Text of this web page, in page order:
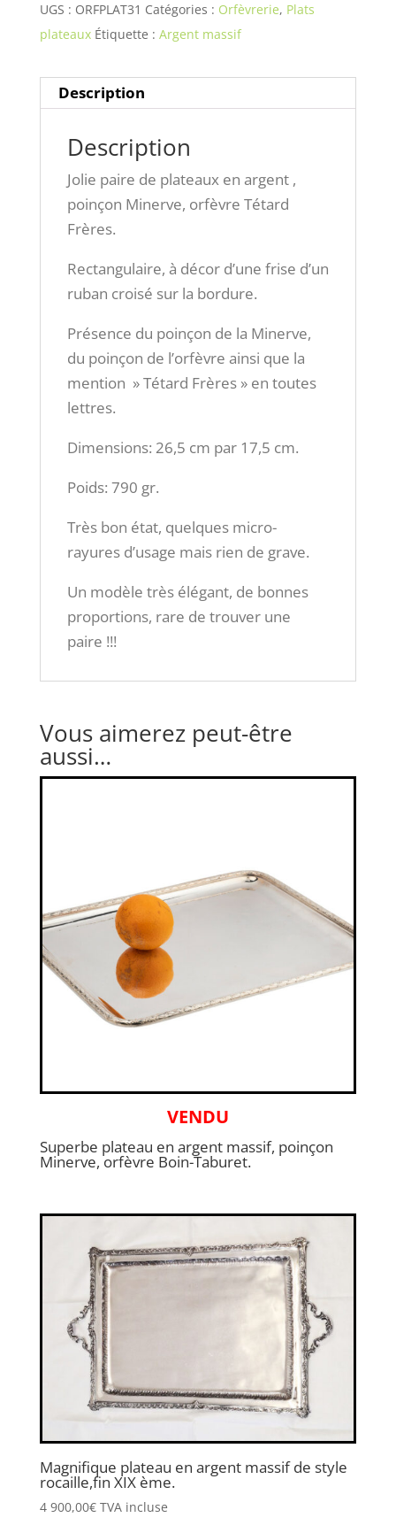
UGS : ORFPLAT31 Catégories : Orfèvrerie, Plats
plateaux Étiquette : Argent massif
Description
Description
Jolie paire de plateaux en argent ,
poinçon Minerve, orfèvre Tétard
Frères.
Rectangulaire, à décor d’une frise d’un
ruban croisé sur la bordure.
Présence du poinçon de la Minerve,
du poinçon de l’orfèvre ainsi que la
mention » Tétard Frères » en toutes
lettres.
Dimensions: 26,5 cm par 17,5 cm.
Poids: 790 gr.
Très bon état, quelques micro-
rayures d’usage mais rien de grave.
Un modèle très élégant, de bonnes
proportions, rare de trouver une
paire !!!
Vous aimerez peut-être
aussi…
VENDU
Superbe plateau en argent massif, poinçon
Minerve, orfèvre Boin-Taburet.
Magnifique plateau en argent massif de style
rocaille,fin XIX ème.
4 900,00€ TVA incluse